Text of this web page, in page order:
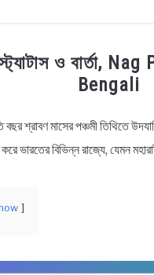
BIOGRAPHY
স্ট্যাটাস ও
Bengali
বছর শ্রাবণ মাসের পঞ্চমী তিথিতে
করে ভারতের বিভিন্ন রাজ্যে, যেমন